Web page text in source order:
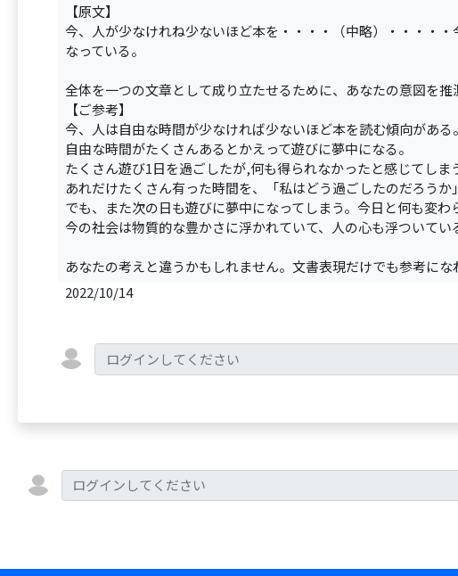
【原文】
今、人が少なけれね少ないほど本を・・・・（中略）・・・・
なっている。
全体を一つの文章として成り立たせるために、あなたの意図を推
【ご参考】
今、人は自由な時間が少なければ少ないほど本を読む傾向がある。
自由な時間がたくさんあるとかえって遊びに夢中になる。
たくさん遊び1日を過ごしたが,何も得られなかったと感じてしま
あれだけたくさん有った時間を、「私はどう過ごしたのだろうか
でも、また次の日も遊びに夢中になってしまう。今日と何も変わ
今の社会は物質的な豊かさに浮かれていて、人の心も浮ついてい
あなたの考えと違うかもしれません。文書表現だけでも参考にな
2022/10/14